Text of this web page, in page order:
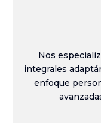
Nos
integrales
enfoque